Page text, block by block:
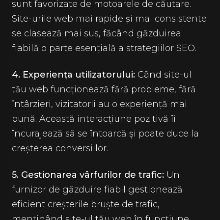
sunt favorizate de motoarele de căutare.
Site-urile web mai rapide și mai consistente
se clasează mai sus, făcând găzduirea
fiabilă o parte esențială a strategiilor SEO.
4. Experiența utilizatorului: Când site-ul
tău web funcționează fără probleme, fără
întârzieri, vizitatorii au o experiență mai
bună. Această interacțiune pozitivă îi
încurajează să se întoarcă și poate duce la
creșterea conversiilor.
5. Gestionarea vârfurilor de trafic: Un
furnizor de găzduire fiabil gestionează
eficient creșterile bruște de trafic,